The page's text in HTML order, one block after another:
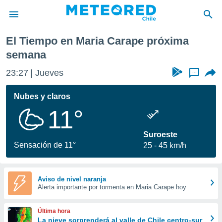
de
para
la
calidad.
a este
forma
digital
basada
El Tiempo en Maria Carape próxima
semana
23:27 Jueves ...
Nubes y claros
11°
Sensación de 11°
Suroeste
25
45 km/h
Aviso de nivel naranja
Alerta importante por tormenta en Maria Carape hoy
Última hora
La nieve sorprenderá al valle de Chile centro-sur